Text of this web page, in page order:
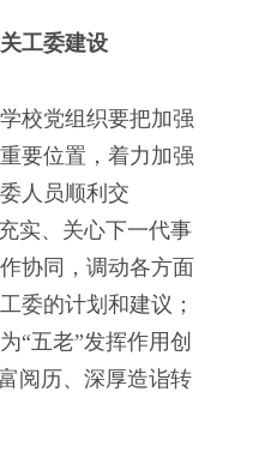
工委建设
党组织要把加强
要位置，着力加强
人员顺利交
实、关心下一代事
协同，调动各方面
委的计划和建议；
“五老”发挥作用创
阅历、深厚造诣转